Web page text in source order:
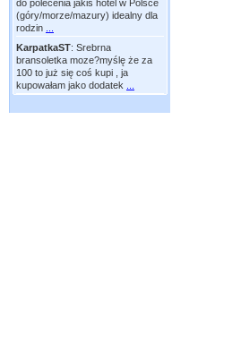
do polecenia jakiś hotel w Polsce
(góry/morze/mazury) idealny dla
rodzin
KarpatkaST: Srebrna
bransoletka moze?myślę że za
100 to już się coś kupi , ja
kupowałam jako dodatek